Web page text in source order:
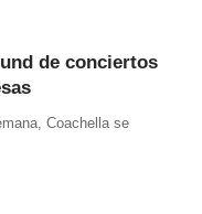
de conciertos
Coachella se